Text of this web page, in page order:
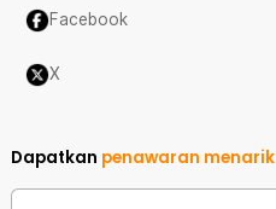
Facebook
X
Dapatkan penawaran menarik